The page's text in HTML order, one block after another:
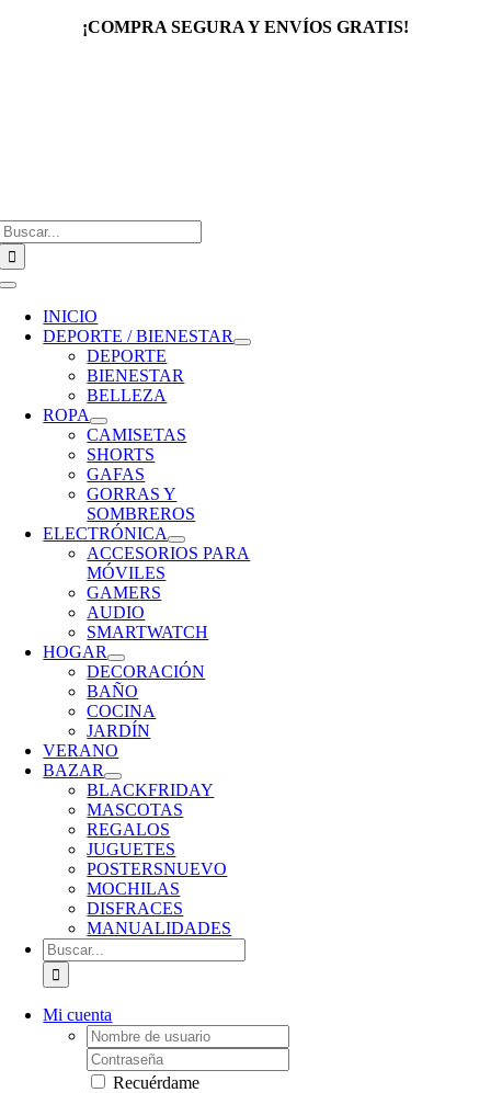
¡COMPRA SEGURA Y ENVÍOS GRATIS!
Toggle
Navigation
INICIO
DEPORTE / BIENESTAR
DEPORTE
BIENESTAR
BELLEZA
ROPA
CAMISETAS
SHORTS
GAFAS
GORRAS Y
SOMBREROS
ELECTRÓNICA
ACCESORIOS PARA
MÓVILES
GAMERS
AUDIO
SMARTWATCH
HOGAR
DECORACIÓN
BAÑO
COCINA
JARDÍN
VERANO
BAZAR
BLACKFRIDAY
MASCOTAS
REGALOS
JUGUETES
POSTERSNUEVO
MOCHILAS
DISFRACES
MANUALIDADES
Buscar:
Mi cuenta
Username:
Password:
Recuérdame